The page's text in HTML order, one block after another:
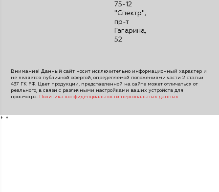
75-12
"Спектр",
пр-т
Гагарина,
52
Внимание! Данный сайт носит исключительно информационный характер и
не является публичной офертой, определяемой положениями части 2 статьи
437 ГК РФ. Цвет продукции, представленной на сайте может отличаться от
реального, в связи с различными настройками ваших устройств для
просмотра.
Политика конфиденциальности персональных данных
* *